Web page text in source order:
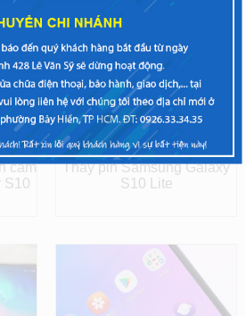
cảm
S10
Thay pin Samsung Galaxy
S10 Lite